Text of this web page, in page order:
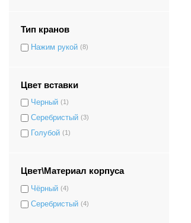
Тип кранов
Нажим рукой (8)
Цвет вставки
Черный (1)
Серебристый (3)
Голубой (1)
Цвет\Материал корпуса
Чёрный (4)
Серебристый (4)